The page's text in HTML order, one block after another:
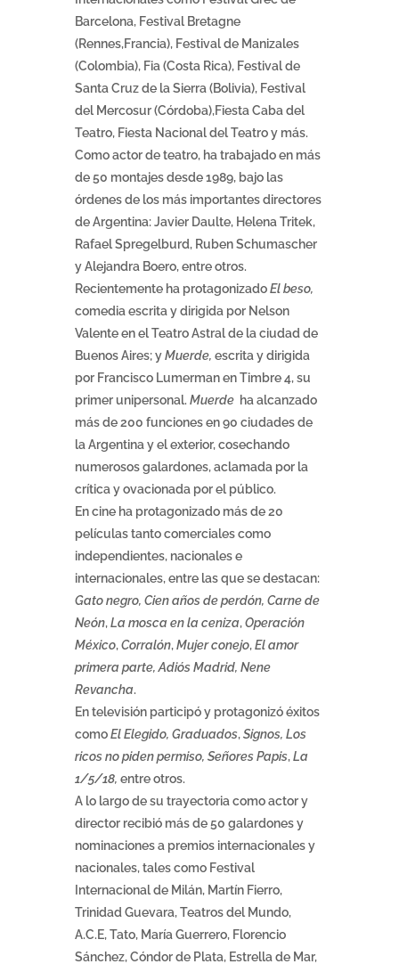
Barcelona, Festival Bretagne
(Rennes,Francia), Festival de Manizales
(Colombia), Fia (Costa Rica), Festival de
Santa Cruz de la Sierra (Bolivia), Festival
del Mercosur (Córdoba),Fiesta Caba del
Teatro, Fiesta Nacional del Teatro y más.
Como actor de teatro, ha trabajado en más
de 50 montajes desde 1989, bajo las
órdenes de los más importantes directores
de Argentina: Javier Daulte, Helena Tritek,
Rafael Spregelburd, Ruben Schumascher
y Alejandra Boero, entre otros.
Recientemente ha protagonizadoEl beso,
comedia escrita y dirigida por Nelson
Valente en el Teatro Astral de la ciudad de
Buenos Aires; yMuerde, escrita y dirigida
por Francisco Lumerman en Timbre 4, su
primer unipersonal. Muerde ha alcanzado
más de 200 funciones en 90 ciudades de
la Argentina y el exterior, cosechando
numerosos galardones, aclamada por la
crítica y ovacionada por el público.
En cine ha protagonizado más de 20
películas tanto comerciales como
independientes, nacionales e
internacionales, entre las que se destacan:
Gato negro, Cien años de perdón, Carne de
Neón,La mosca en la ceniza,Operación
México,Corralón,Mujer conejo,El amor
primera parte, Adiós Madrid, Nene
Revancha.
En televisión participó y protagonizó éxitos
comoEl Elegido, Graduados,Signos, Los
ricos no piden permiso, Señores Papis,La
1/5/18, entre otros.
A lo largo de su trayectoria como actor y
director recibió más de 50 galardones y
nominaciones a premios internacionales y
nacionales, tales como Festival
Internacional de Milán, Martín Fierro,
Trinidad Guevara, Teatros del Mundo,
A.C.E, Tato, María Guerrero, Florencio
Sánchez, Cóndor de Plata, Estrella de Mar,